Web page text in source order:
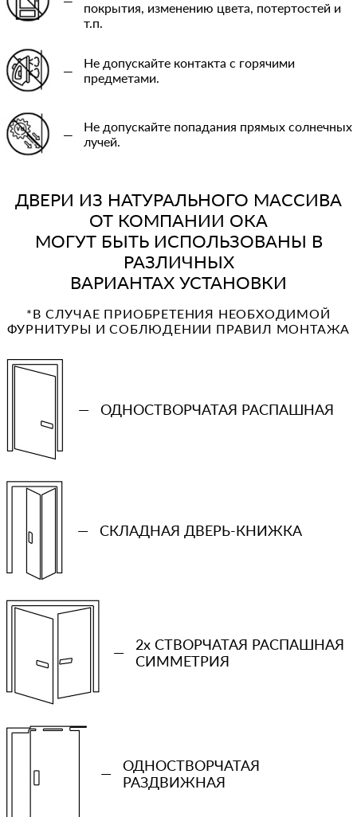
покрытия, изменению цвета, потертостей и
т.п.
—
Не допускайте контакта с горячими
предметами.
—
Не допускайте попадания прямых солнечных
лучей.
ДВЕРИ ИЗ НАТУРАЛЬНОГО МАССИВА
ОТ КОМПАНИИ ОКА
МОГУТ БЫТЬ ИСПОЛЬЗОВАНЫ В
РАЗЛИЧНЫХ
ВАРИАНТАХ УСТАНОВКИ
*В СЛУЧАЕ ПРИОБРЕТЕНИЯ НЕОБХОДИМОЙ
ФУРНИТУРЫ И СОБЛЮДЕНИИ ПРАВИЛ МОНТАЖА
— ОДНОСТВОРЧАТАЯ РАСПАШНАЯ
— СКЛАДНАЯ ДВЕРЬ-КНИЖКА
—
2x СТВОРЧАТАЯ РАСПАШНАЯ
СИММЕТРИЯ
—
ОДНОСТВОРЧАТАЯ
РАЗДВИЖНАЯ